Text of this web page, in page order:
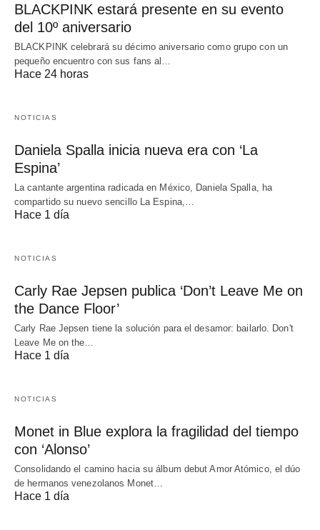
BLACKPINK estará presente en su evento
del 10º aniversario
BLACKPINK celebrará su décimo aniversario como grupo con un
pequeño encuentro con sus fans al…
Hace 24 horas
NOTICIAS
Daniela Spalla inicia nueva era con ‘La
Espina’
La cantante argentina radicada en México, Daniela Spalla, ha
compartido su nuevo sencillo La Espina,…
Hace 1 día
NOTICIAS
Carly Rae Jepsen publica ‘Don’t Leave Me on
the Dance Floor’
Carly Rae Jepsen tiene la solución para el desamor: bailarlo. Don't
Leave Me on the…
Hace 1 día
NOTICIAS
Monet in Blue explora la fragilidad del tiempo
con ‘Alonso’
Consolidando el camino hacia su álbum debut Amor Atómico, el dúo
de hermanos venezolanos Monet…
Hace 1 día